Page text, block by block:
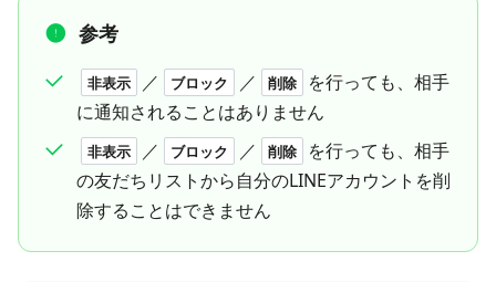
参考
非表示 ／ ブロック ／ 削除
を行っても、相手
に通知されることはありません
非表示 ／ ブロック ／ 削除
を行っても、相手
の友だちリストから自分のLINEアカウントを削
除することはできません